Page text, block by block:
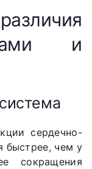
и
сердечно-
быстрее, чем у
сокращения